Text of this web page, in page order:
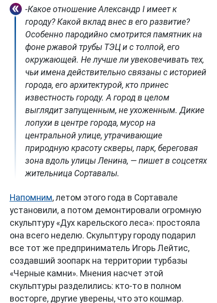
-Какое отношение Александр I имеет к
городу? Какой вклад внес в его развитие?
Особенно пародийно смотрится памятник на
фоне ржавой трубы ТЭЦ и с толпой, его
окружающей. Не лучше ли увековечивать тех,
чьи имена действительно связаны с историей
города, его архитектурой, кто принес
известность городу. А город в целом
выглядит запущенным, не ухоженным. Дикие
лопухи в центре города, мусор на
центральной улице, утрачивающие
природную красоту скверы, парк, береговая
зона вдоль улицы Ленина, — пишет в соцсетях
жительница Сортавалы.
Напомним, летом этого года в Сортавале
установили, а потом демонтировали огромную
скульптуру «Дух карельского леса»: простояла
она всего неделю. Скульптуру городу подарил
все тот же предприниматель Игорь Лейтис,
создавший зоопарк на территории турбазы
«Черные камни». Мнения насчет этой
скульптуры разделились: кто-то в полном
восторге, другие уверены, что это кошмар.